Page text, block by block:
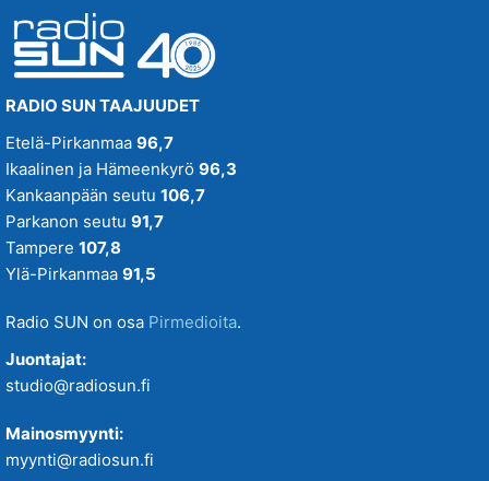
RADIO SUN TAAJUUDET
Etelä-Pirkanmaa 96,7
Ikaalinen ja Hämeenkyrö 96,3
Kankaanpään seutu 106,7
Parkanon seutu 91,7
Tampere 107,8
Ylä-Pirkanmaa 91,5
Radio SUN on osa Pirmedioita.
Juontajat:
studio@radiosun.fi
Mainosmyynti:
myynti@radiosun.fi